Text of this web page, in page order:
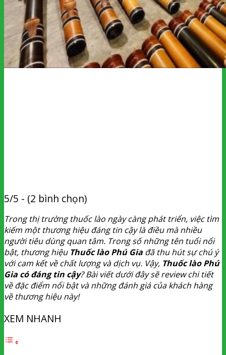
5/5 - (2 bình chọn)
Trong thị trường thuốc lào ngày càng phát triển, việc tìm
kiếm một thương hiệu đáng tin cậy là điều mà nhiều
người tiêu dùng quan tâm. Trong số những tên tuổi nổi
bật, thương hiệu Thuốc lào Phú Gia đã thu hút sự chú ý
với cam kết về chất lượng và dịch vụ. Vậy, Thuốc lào Phú
Gia có đáng tin cậy? Bài viết dưới đây sẽ review chi tiết
về đặc điểm nổi bật và những đánh giá của khách hàng
về thương hiệu này!
XEM NHANH